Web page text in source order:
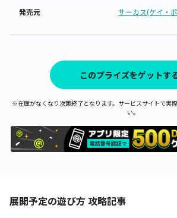
発売元 サーカス(ケイ・
このプライズをゲットす
※在庫がなくなり次第終了となります。サービスサイトで実
い。
展開予定の遊び方 攻略記事